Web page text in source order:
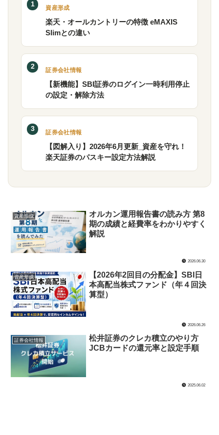
1 資産形成
楽天・オールカントリーの特徴 eMAXIS
Slimとの違い
2 証券会社情報
【新機能】SBI証券のログイン一時利用停止
の設定・解除方法
3 証券会社情報
【図解入り】2026年6月更新_資産を守れ！
楽天証券のパスキー設定方法解説
資産形成
オルカン運用報告書の読み方 第8
期の成績と経費率をわかりやすく
解説
2026.06.30
資産形成
【2026年2回目の分配金】SBI日
本高配当株式ファンド（年４回決
算型）
2026.06.26
証券会社情報
松井証券のクレカ積立のやり方
JCBカードの還元率と設定手順
2025.06.02